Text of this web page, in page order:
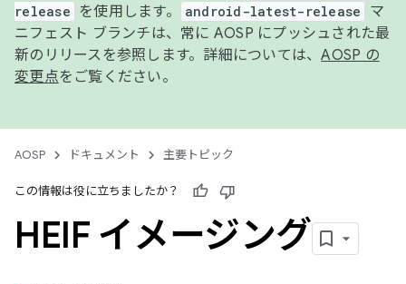
release
を使用します。 android-latest-release
マ
ニフェスト ブランチは、常に AOSP にプッシュされた最
新のリリースを参照します。詳細については、AOSP の
変更点をご覧ください。
AOSP ドキュメント 主要トピック
この情報は役に立ちましたか？
HEIF イメージング